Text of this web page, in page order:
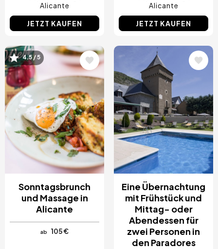
Alicante
JETZT KAUFEN
Alicante
JETZT KAUFEN
Bild4.5 / 5
Sonntagsbrunch
und Massage in
Alicante
ab 105 €
Bild
Eine Übernachtung
mit Frühstück und
Mittag- oder
Abendessen für
zwei Personen in
den Paradores